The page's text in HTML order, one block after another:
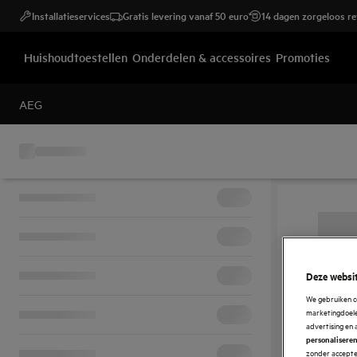
Installatieservices Gratis levering vanaf 50 euro 14 dagen zorgeloos
Huishoudtoestellen Onderdelen & accessoires Promoties
AEG
Deze
We gebruiken
advertising en
personaliseren
zonder